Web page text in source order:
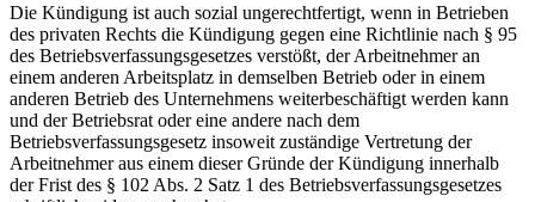
Die Kündigung ist auch sozial ungerechtfertigt, wenn in Betrieben
des privaten Rechts die Kündigung gegen eine Richtlinie nach § 95
des Betriebsverfassungsgesetzes verstößt, der Arbeitnehmer an
einem anderen Arbeitsplatz in demselben Betrieb oder in einem
anderen Betrieb des Unternehmens weiterbeschäftigt werden kann
und der Betriebsrat oder eine andere nach dem
Betriebsverfassungsgesetz insoweit zuständige Vertretung der
Arbeitnehmer aus einem dieser Gründe der Kündigung innerhalb
der Frist des § 102 Abs. 2 Satz 1 des Betriebsverfassungsgesetzes